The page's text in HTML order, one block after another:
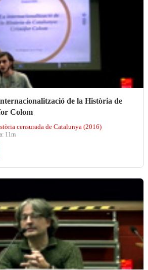
de la Història de
Colom
censurada de Catalunya (2016)
11m